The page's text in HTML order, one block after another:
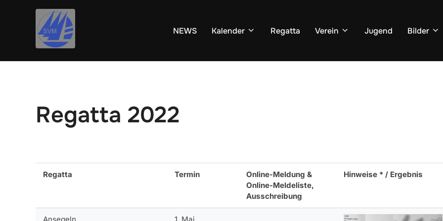
NEWS Kalender Regatta Verein Jugend Bilder
Regatta 2022
Regatta Termin
Online-Meldung &
Online-Meldeliste,
Ausschreibung
Hinweise * / Ergebnis